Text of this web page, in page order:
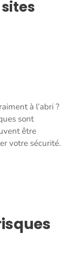
à l’abri ?
sont
être
votre sécurité.